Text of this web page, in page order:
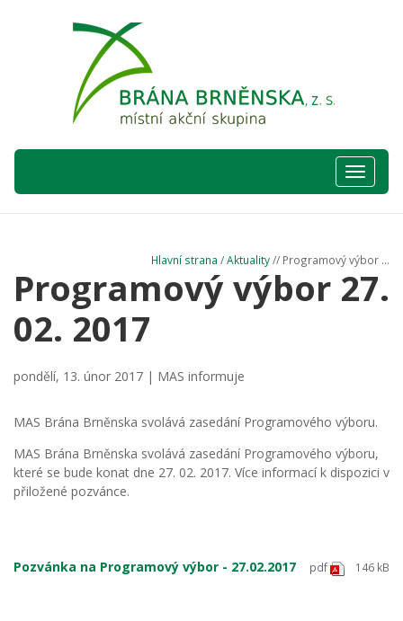
Hlavní
nabídka
Hlavní strana /Aktuality// Programový výbor ...
Programový výbor 27.
02. 2017
pondělí, 13. únor 2017 | MAS informuje
MAS Brána Brněnska svolává zasedání Programového výboru.
MAS Brána Brněnska svolává zasedání Programového výboru,
které se bude konat dne 27. 02. 2017. Více informací k dispozici v
přiložené pozvánce.
Pozvánka na Programový výbor - 27.02.2017 pdf 146 kB